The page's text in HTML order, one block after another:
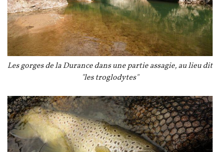
Légende
Les gorges de la Durance dans une partie assagie, au lieu dit
"les troglodytes"
Image